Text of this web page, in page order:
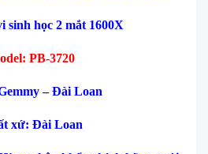
sinh học 2 mắt 1600X
PB-3720
– Đài Loan
xứ: Đài Loan